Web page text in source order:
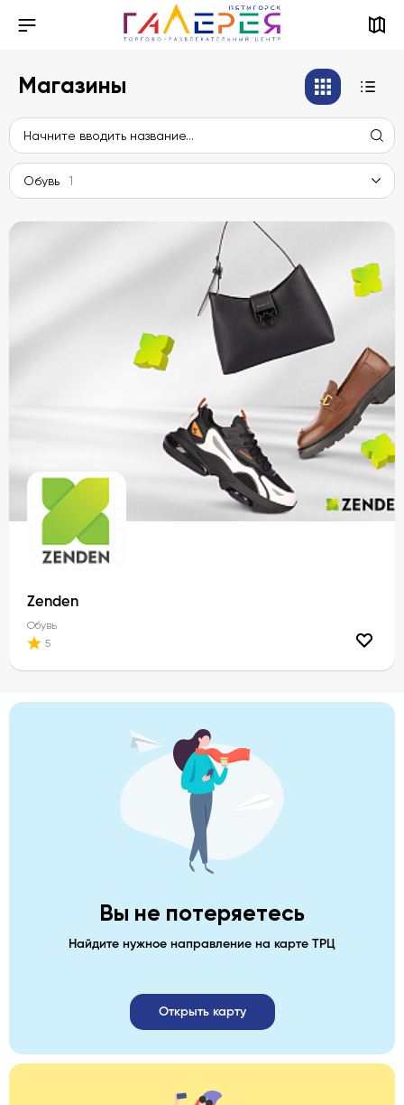
Магазины
Обувь 1
Zenden
Обувь
5
Вы не потеряетесь
Найдите нужное направление на карте ТРЦ
Открыть карту